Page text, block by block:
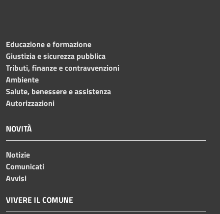
Educazione e formazione
Giustizia e sicurezza pubblica
Tributi, finanze e contravvenzioni
Ambiente
Salute, benessere e assistenza
Autorizzazioni
NOVITÀ
Notizie
Comunicati
Avvisi
VIVERE IL COMUNE